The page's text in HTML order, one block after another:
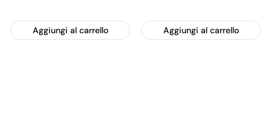
Aggiungi al carrello Aggiungi al carrello